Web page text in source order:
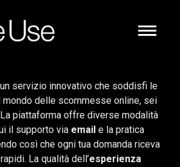
servizio innovativo che soddisfi le
mondo delle scommesse online, sei
piattaforma offre diverse modalità
il supporto via email e la pratica
così che ogni tua domanda riceva
La qualità dell’esperienza